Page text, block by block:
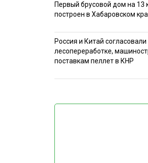
Первый брусовой дом на 13
построен в Хабаровском
Россия и Китай
лесопереработке,
поставкам пеллет в КНР